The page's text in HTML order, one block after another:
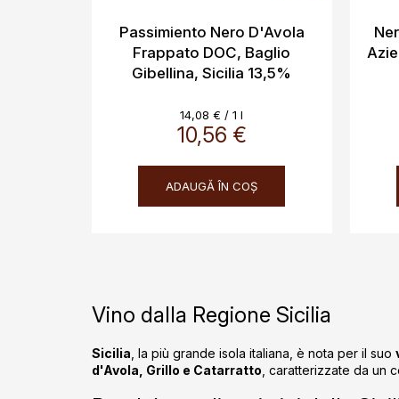
Passimiento Nero D'Avola
Frappato DOC, Baglio
Gibellina, Sicilia 13,5%
10,56 €
Evaluare
preţ:
14,08 € / 1 l
ADAUGĂ ÎN COŞ
Vino dalla Regione Sicilia
Sicilia , la più grande isola italiana, è nota per il suo
d'Avola, Grillo e Catarratto , caratterizzate da un